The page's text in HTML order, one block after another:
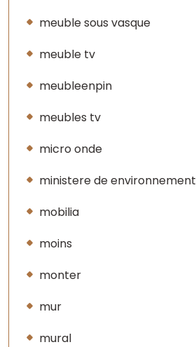
meuble sous vasque
meuble tv
meubleenpin
meubles tv
micro onde
ministere de environnement
mobilia
moins
monter
mur
mural